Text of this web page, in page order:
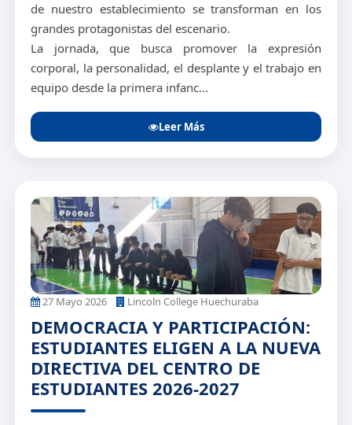
de nuestro establecimiento se transforman en los
grandes protagonistas del escenario.
La jornada, que busca promover la expresión
corporal, la personalidad, el desplante y el trabajo en
equipo desde la primera infanc...
Leer Más
27 Mayo 2026 Lincoln College Huechuraba
DEMOCRACIA Y PARTICIPACIÓN:
ESTUDIANTES ELIGEN A LA NUEVA
DIRECTIVA DEL CENTRO DE
ESTUDIANTES 2026-2027